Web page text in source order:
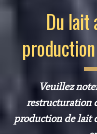
Du lait
Veuillez
restructuration
production de lait